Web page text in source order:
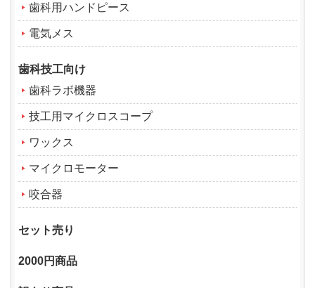
歯科用ハンドピース
電気メス
歯科技工向け
歯科ラボ機器
技工用マイクロスコープ
ワックス
マイクロモーター
咬合器
セット売り
2000円商品